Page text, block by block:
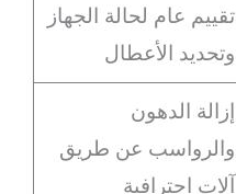
تقييم عام لحالة الجهاز
وتحديد الأعطال
إزالة الدهون
والرواسب عن طريق
آلات احترافية